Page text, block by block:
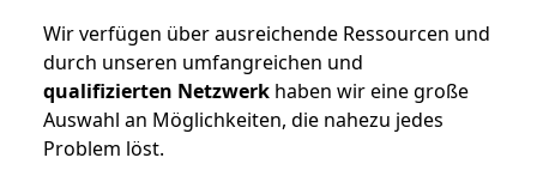
Wir verfügen über ausreichende Ressourcen und
durch unseren umfangreichen und
qualifizierten Netzwerk haben wir eine große
Auswahl an Möglichkeiten, die nahezu jedes
Problem löst.